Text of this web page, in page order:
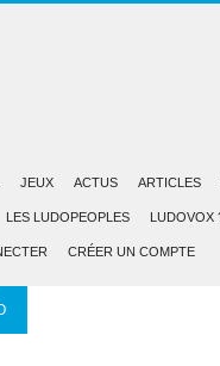
JEUX ACTUS ARTICLES
LES LUDOPEOPLES LUDOVOX
CRÉER UN COMPTE